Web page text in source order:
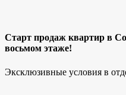
Старт продаж квартир в
восьмом этаже!
Эксклюзивные условия в